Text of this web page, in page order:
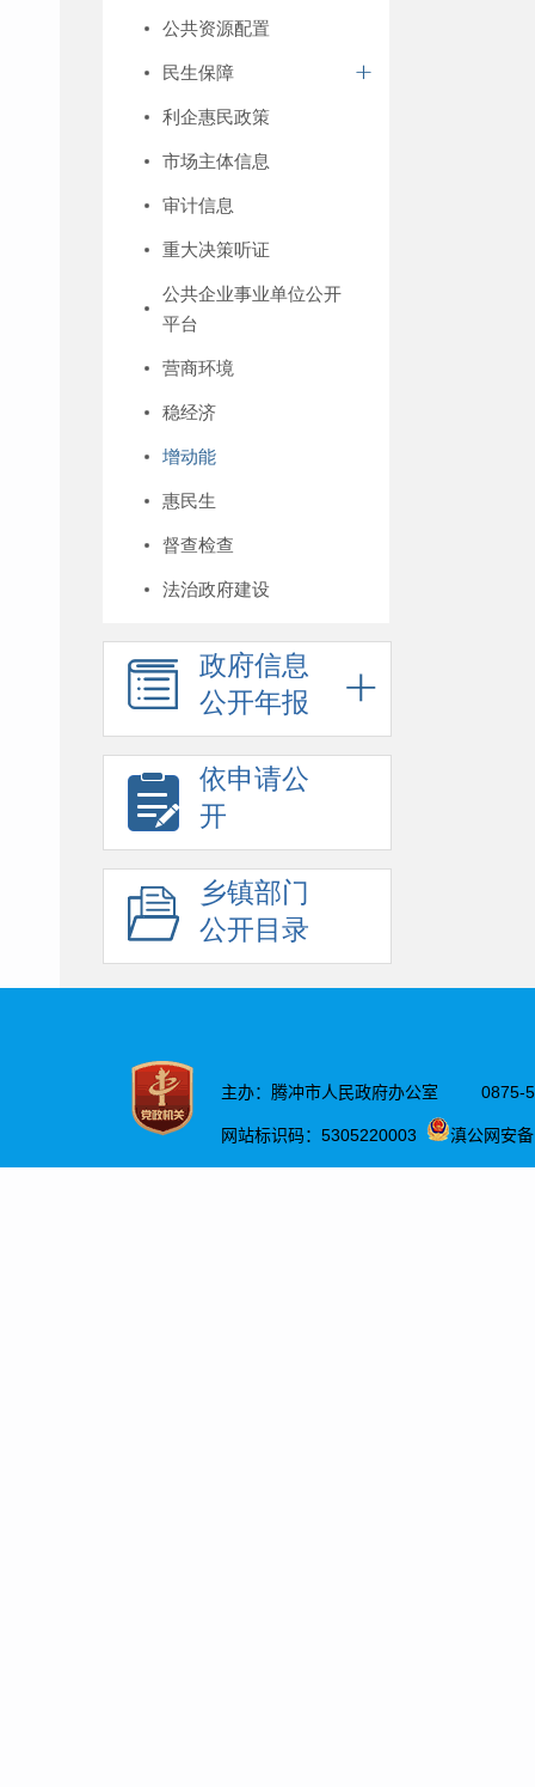
公共资源配置
民生保障
利企惠民政策
市场主体信息
审计信息
重大决策听证
公共企业事业单位公开
平台
营商环境
稳经济
增动能
惠民生
督查检查
法治政府建设
政府信息
公开年报
依申请公
开
乡镇部门
公开目录